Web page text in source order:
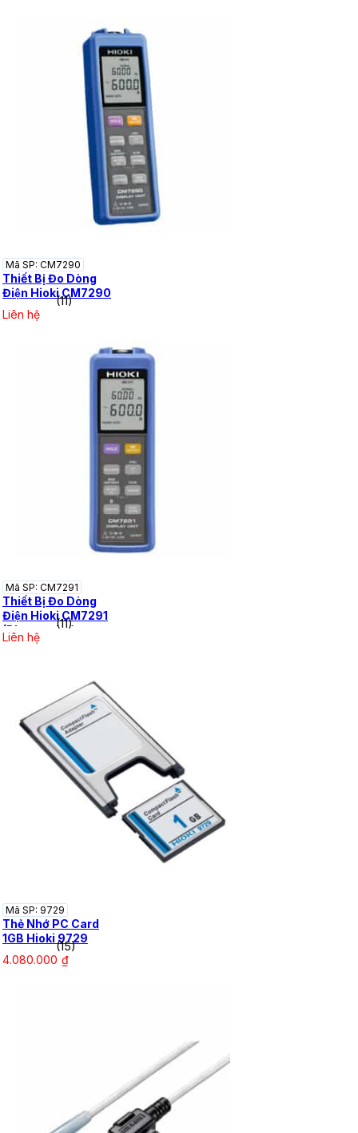
Mã SP: CM7290
Thiết Bị Đo Dòng
Điện Hioki CM7290
(11)
Liên hệ
Mã SP: CM7291
Thiết Bị Đo Dòng
Điện Hioki CM7291
(Bluetooth®)
(11)
Liên hệ
Mã SP: 9729
Thẻ Nhớ PC Card
1GB Hioki 9729
(15)
4.080.000 ₫